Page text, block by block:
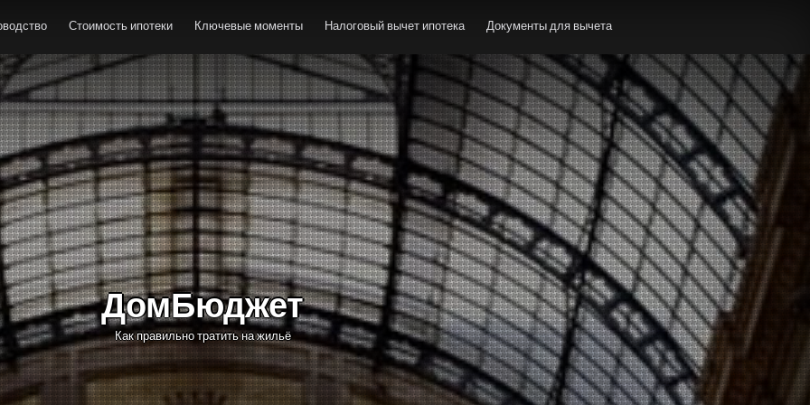
Стоимость ипотеки Ключевые моменты Налоговый вычет ипотека Документы для вычета
ДомБюджет
Как правильно тратить на жильё